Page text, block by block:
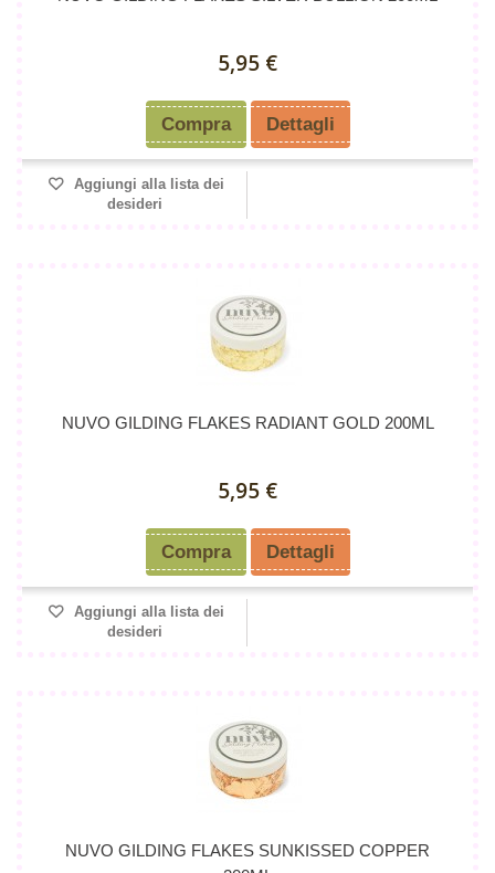
5,95 €
Compra Dettagli
Aggiungi alla lista dei
desideri
NUVO GILDING FLAKES RADIANT GOLD 200ML
5,95 €
Compra Dettagli
Aggiungi alla lista dei
desideri
NUVO GILDING FLAKES SUNKISSED COPPER